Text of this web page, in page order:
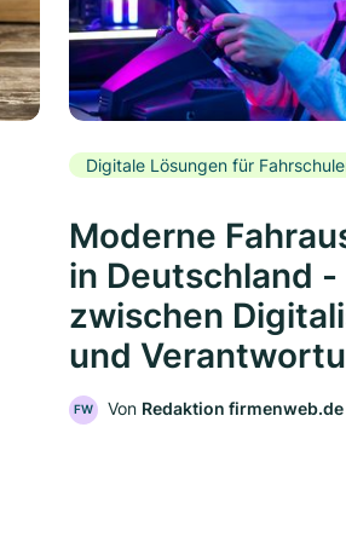
Digitale Lösungen für
Moderne
in Deutschland -
zwischen
und
FW Von Redaktion firmenweb.de